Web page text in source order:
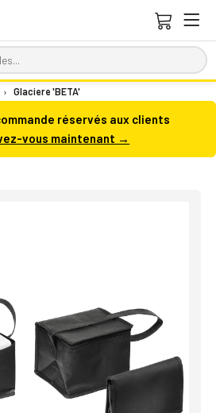
› Glaciere 'BETA'
réservés aux clients
vous maintenant →